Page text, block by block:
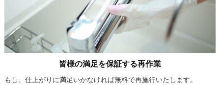
皆様の満足を保証する再作業
もし、仕上がりに満足いかなければ無料で再施行いたします。